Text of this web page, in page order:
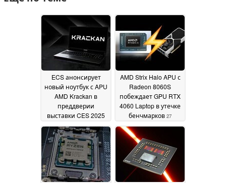
ECS анонсирует
новый ноутбук с APU
AMD Krackan в
преддверии
выставки CES 2025
04 January 2025
AMD Strix Halo APU с
Radeon 8060S
побеждает GPU RTX
4060 Laptop в утечке
бенчмарков 27
December 2024